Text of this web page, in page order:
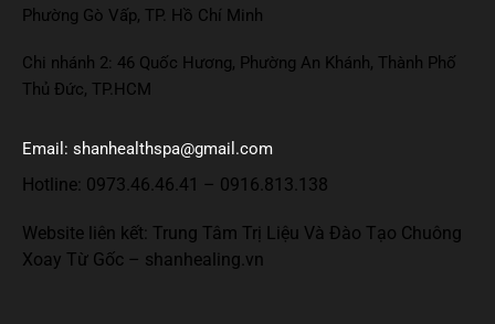
Phường Gò Vấp, TP. Hồ Chí Minh
Chi nhánh 2: 46 Quốc Hương, Phường An Khánh, Thành Phố
Thủ Đức, TP.HCM
Email: shanhealthspa@gmail.com
Hotline: 0973.46.46.41 – 0916.813.138
Website liên kết: Trung Tâm Trị Liệu Và Đào Tạo Chuông
Xoay Từ Gốc – shanhealing.vn